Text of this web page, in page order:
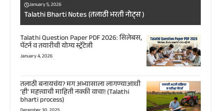
January 5, 2026
Talathi Bharti Notes (तलाठी भरती नोट्स )
Talathi Question Paper PDF 2026: सिलेबस,
पॅटर्न व तयारीची योग्य स्ट्रॅटेजी
January 4, 2026
तलाठी बनायचंय? मग अभ्यासाला लागण्याआधी
‘ही’ महत्त्वाची माहिती नक्की वाचा! (Talathi
bharti process)